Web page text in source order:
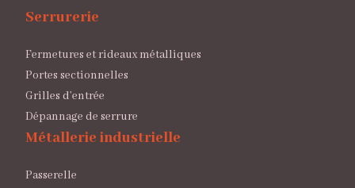
Serrurerie
Fermetures et rideaux métalliques
Portes sectionnelles
Grilles d’entrée
Dépannage de serrure
Métallerie industrielle
Passerelle